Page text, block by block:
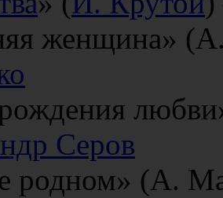
женщина»
Серов
родном» (А.